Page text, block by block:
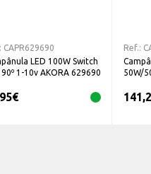
CAPR629690
LED 100W Switch
90º 1-10v AKORA 629690
€
Ref.:
50W/